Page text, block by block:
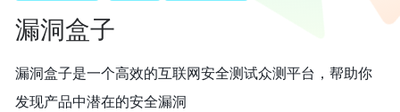
漏洞盒子
漏洞盒子是一个高效的互联网安全测试众测平台，帮助你
发现产品中潜在的安全漏洞